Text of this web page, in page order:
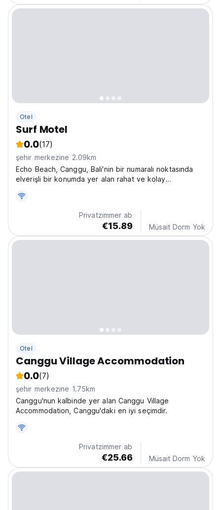
Otel
Surf Motel
0.0(17)
şehir merkezine 2.09km
Echo Beach, Canggu, Bali'nin bir numaralı noktasında
elverişli bir konumda yer alan rahat ve kolay
Privatzimmer ab
€15.89 Müsait Dorm Yok
Otel
Canggu Village Accommodation
0.0(7)
şehir merkezine 1.75km
Canggu'nun kalbinde yer alan Canggu Village
Accommodation, Canggu'daki en iyi seçimdir.
Privatzimmer ab
€25.66 Müsait Dorm Yok